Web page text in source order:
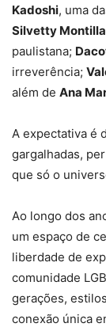
Kadoshi, uma
Silvetty Montilla
paulistana;
irreverência;
além de Ana
A expectativa é
gargalhadas,
que só o
Ao longo dos
um espaço de
liberdade de
comunidade
gerações,
conexão única